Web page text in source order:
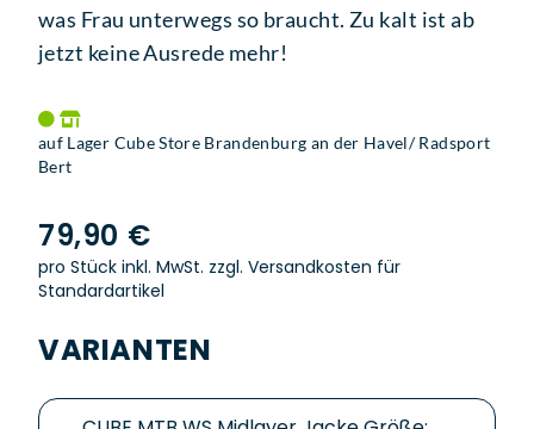
was Frau unterwegs so braucht. Zu kalt ist ab
jetzt keine Ausrede mehr!
auf Lager Cube Store Brandenburg an der Havel/ Radsport
Bert
79,90 €
pro Stück inkl. MwSt. zzgl. Versandkosten für
Standardartikel
VARIANTEN